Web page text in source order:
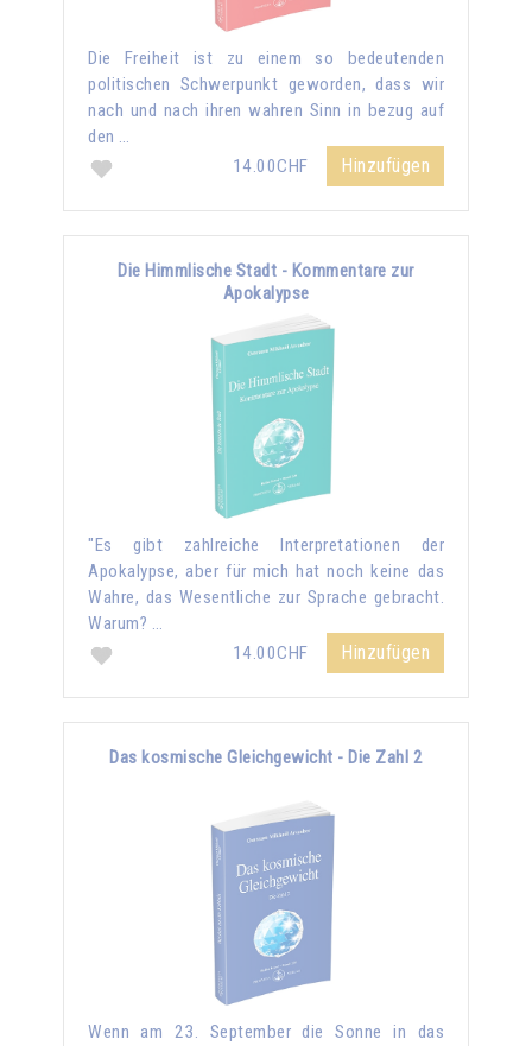
Die Freiheit ist zu einem so bedeutenden
politischen Schwerpunkt geworden, dass wir
nach und nach ihren wahren Sinn in bezug auf
den …
14.00CHF
Hinzufügen
Die Himmlische Stadt - Kommentare zur
Apokalypse
"Es gibt zahlreiche Interpretationen der
Apokalypse, aber für mich hat noch keine das
Wahre, das Wesentliche zur Sprache gebracht.
Warum? …
14.00CHF
Hinzufügen
Das kosmische Gleichgewicht - Die Zahl 2
Wenn am 23. September die Sonne in das